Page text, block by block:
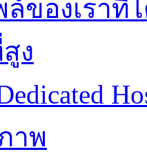
ล์ของเรา
ง
าพ